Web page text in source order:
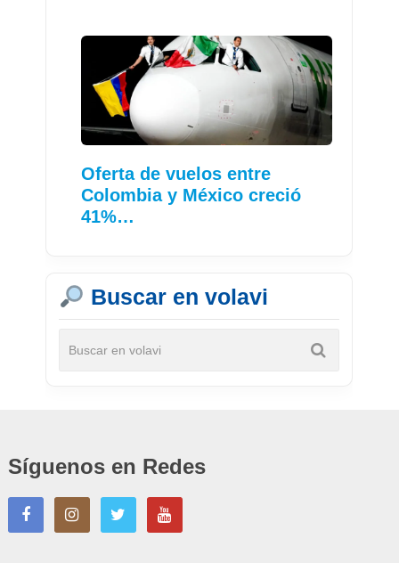
Oferta de vuelos entre
Colombia y México creció
41%…
Buscar en volavi
Síguenos en Redes